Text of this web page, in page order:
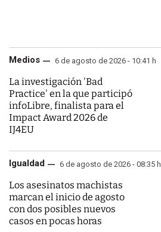
Medios 6 de agosto de 2026 - 10:41 h
La investigación 'Bad
Practice' en la que participó
infoLibre, finalista para el
Impact Award 2026 de
IJ4EU
Igualdad 6 de agosto de 2026 - 08:35 h
Los asesinatos machistas
marcan el inicio de agosto
con dos posibles nuevos
casos en pocas horas